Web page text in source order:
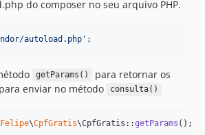
do composer no seu arquivo PHP.
autoload.php ' ;
getParams()
para retornar os
enviar no método
consulta()
\CpfGratis\CpfGratis::getParams ();